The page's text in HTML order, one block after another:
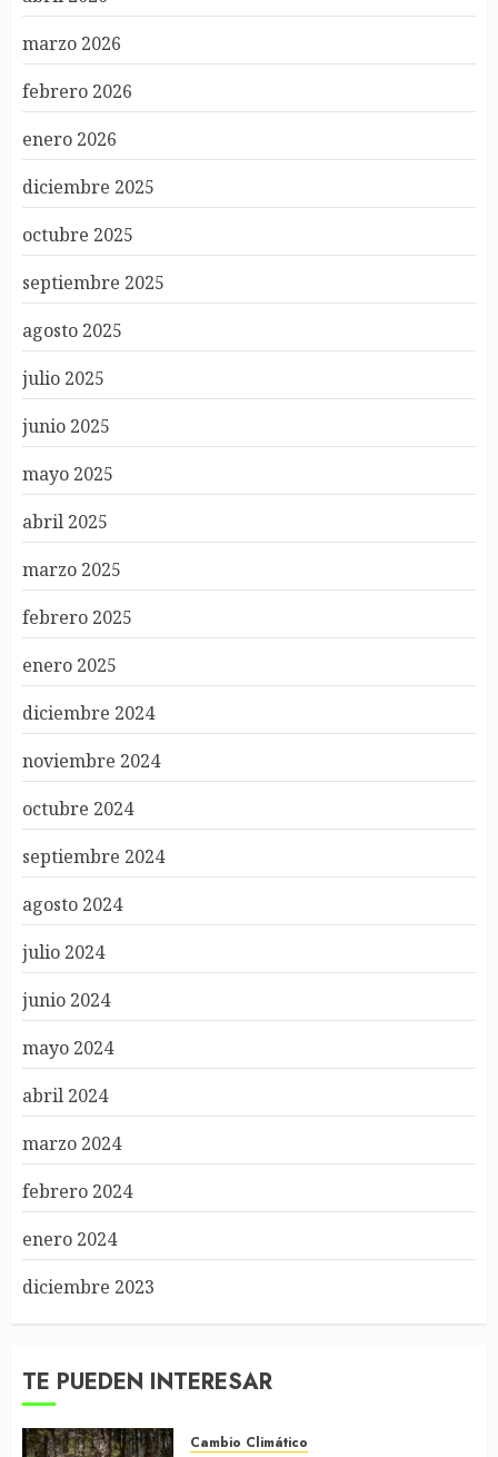
marzo 2026
febrero 2026
enero 2026
diciembre 2025
octubre 2025
septiembre 2025
agosto 2025
julio 2025
junio 2025
mayo 2025
abril 2025
marzo 2025
febrero 2025
enero 2025
diciembre 2024
noviembre 2024
octubre 2024
septiembre 2024
agosto 2024
julio 2024
junio 2024
mayo 2024
abril 2024
marzo 2024
febrero 2024
enero 2024
diciembre 2023
TE PUEDEN INTERESAR
Cambio Climático